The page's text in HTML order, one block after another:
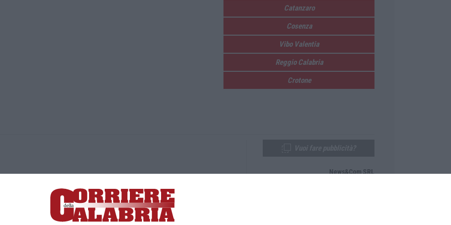
Catanzaro
Cosenza
Vibo Valentia
Reggio Calabria
Crotone
Lamezia Terme (CZ)
responsabile Paola Militano |Privacy
News&Com SRL